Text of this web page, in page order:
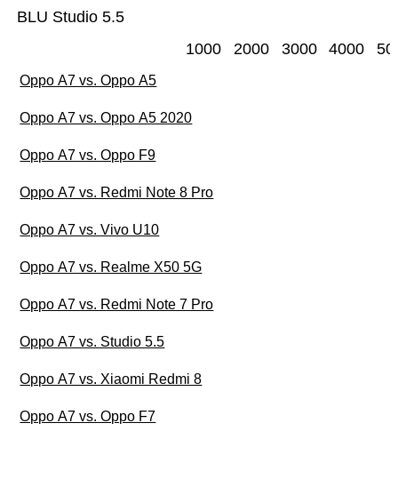
BLU Studio 5.5
1000 2000 3000 4000
Oppo A7 vs. Oppo A5
Oppo A7 vs. Oppo A5 2020
Oppo A7 vs. Oppo F9
Oppo A7 vs. Redmi Note 8 Pro
Oppo A7 vs. Vivo U10
Oppo A7 vs. Realme X50 5G
Oppo A7 vs. Redmi Note 7 Pro
Oppo A7 vs. Studio 5.5
Oppo A7 vs. Xiaomi Redmi 8
Oppo A7 vs. Oppo F7